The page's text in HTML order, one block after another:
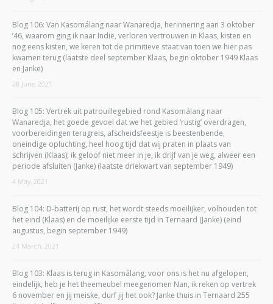
Blog 106: Van Kasomálang naar Wanaredja, herinnering aan 3 oktober
’46, waarom ging ik naar Indië, verloren vertrouwen in Klaas, kisten en
nog eens kisten, we keren tot de primitieve staat van toen we hier pas
kwamen terug (laatste deel september Klaas, begin oktober 1949 Klaas
en Janke)
28 June, 2021
Blog 105: Vertrek uit patrouillegebied rond Kasomálang naar
Wanaredja, het goede gevoel dat we het gebied ‘rustig’ overdragen,
voorbereidingen terugreis, afscheidsfeestje is beestenbende,
oneindige opluchting, heel hoog tijd dat wij praten in plaats van
schrijven (Klaas); ik geloof niet meer in je, ik drijf van je weg, alweer een
periode afsluiten (Janke) (laatste driekwart van september 1949)
4 May, 2021
Blog 104: D-batterij op rust, het wordt steeds moeilijker, volhouden tot
het eind (Klaas) en de moeilijke eerste tijd in Ternaard (Janke) (eind
augustus, begin september 1949)
24 March, 2021
Blog 103: Klaas is terug in Kasomálang, voor ons is het nu afgelopen,
eindelijk, heb je het theemeubel meegenomen Nan, ik reken op vertrek
6 november en jij meiske, durf jij het ook? Janke thuis in Ternaard 255